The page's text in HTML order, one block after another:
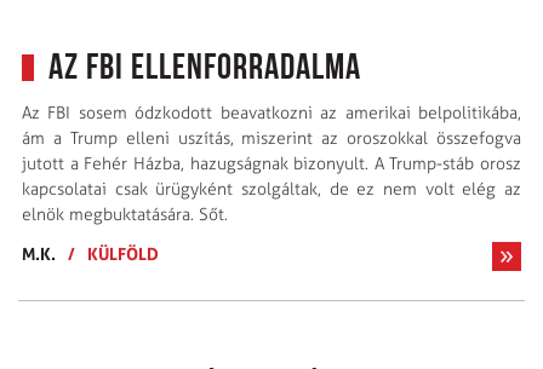
Az FBI ellenforradalma
Az FBI sosem ódzkodott beavatkozni az amerikai belpolitikába,
ám a Trump elleni uszítás, miszerint az oroszokkal összefogva
jutott a Fehér Házba, hazugságnak bizonyult. A Trump-stáb orosz
kapcsolatai csak ürügyként szolgáltak, de ez nem volt elég az
elnök megbuktatására. Sőt.
M.K.
/ KÜLFÖLD